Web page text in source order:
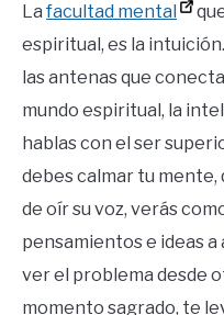
La facultad mental
espiritual, es la
las antenas que
mundo espiritual, la
hablas con el ser
debes calmar tu
de oír su voz, verás
pensamientos e ideas
ver el problema desde
momento sagrado, te